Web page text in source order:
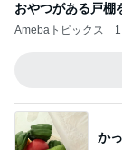
おやつがある戸棚
Amebaトピックス
か